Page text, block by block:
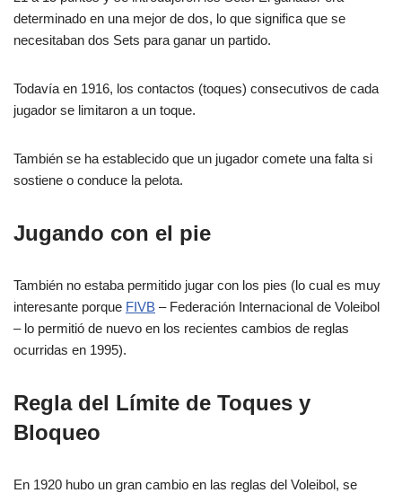
determinado en una mejor de dos, lo que significa que se
necesitaban dos Sets para ganar un partido.
Todavía en 1916, los contactos (toques) consecutivos de cada
jugador se limitaron a un toque.
También se ha establecido que un jugador comete una falta si
sostiene o conduce la pelota.
Jugando con el pie
También no estaba permitido jugar con los pies (lo cual es muy
interesante porque FIVB – Federación Internacional de Voleibol
– lo permitió de nuevo en los recientes cambios de reglas
ocurridas en 1995).
Regla del Límite de Toques y
Bloqueo
En 1920 hubo un gran cambio en las reglas del Voleibol, se